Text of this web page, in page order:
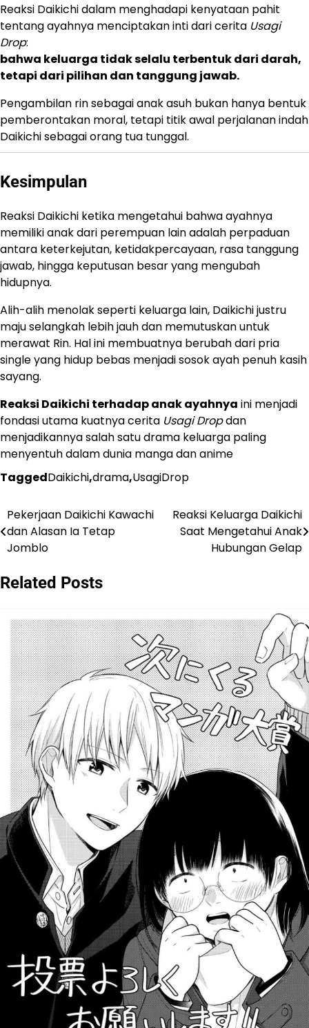
Reaksi Daikichi dalam menghadapi kenyataan pahit
tentang ayahnya menciptakan inti dari cerita Usagi
Drop:
bahwa keluarga tidak selalu terbentuk dari darah,
tetapi dari pilihan dan tanggung jawab.
Pengambilan rin sebagai anak asuh bukan hanya bentuk
pemberontakan moral, tetapi titik awal perjalanan indah
Daikichi sebagai orang tua tunggal.
Kesimpulan
Reaksi Daikichi ketika mengetahui bahwa ayahnya
memiliki anak dari perempuan lain adalah perpaduan
antara keterkejutan, ketidakpercayaan, rasa tanggung
jawab, hingga keputusan besar yang mengubah
hidupnya.
Alih-alih menolak seperti keluarga lain, Daikichi justru
maju selangkah lebih jauh dan memutuskan untuk
merawat Rin. Hal ini membuatnya berubah dari pria
single yang hidup bebas menjadi sosok ayah penuh kasih
sayang.
Reaksi Daikichi terhadap anak ayahnya ini menjadi
fondasi utama kuatnya cerita Usagi Dropdan
menjadikannya salah satu drama keluarga paling
menyentuh dalam dunia manga dan anime
TaggedDaikichi,drama,UsagiDrop
Navigasi
pos
Pekerjaan Daikichi Kawachi
dan Alasan Ia Tetap
Jomblo
Reaksi Keluarga Daikichi
Saat Mengetahui Anak
Hubungan Gelap
Related Posts